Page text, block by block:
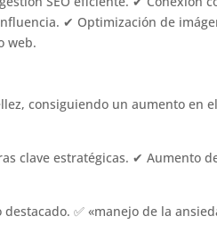
✔ Optimización de
web.
consiguiendo un aumento en
clave estratégicas. ✔ Aumento
✅ «manejo de la